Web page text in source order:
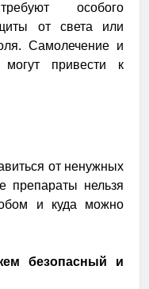
особого
от света или
Самолечение и
привести к
от ненужных
препараты нельзя
и куда можно
безопасный и